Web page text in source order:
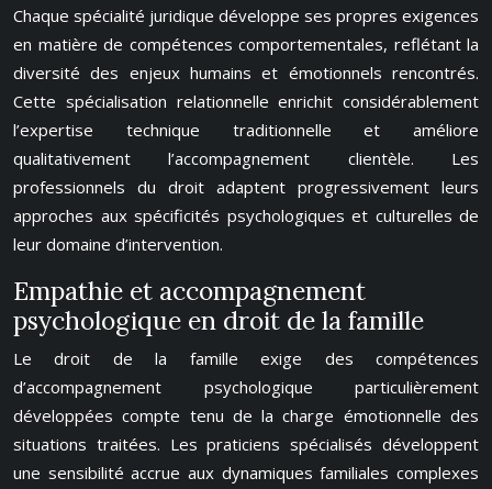
Chaque spécialité juridique développe ses propres exigences
en matière de compétences comportementales, reflétant la
diversité des enjeux humains et émotionnels rencontrés.
Cette spécialisation relationnelle enrichit considérablement
l’expertise technique traditionnelle et améliore
qualitativement l’accompagnement clientèle. Les
professionnels du droit adaptent progressivement leurs
approches aux spécificités psychologiques et culturelles de
leur domaine d’intervention.
Empathie et accompagnement
psychologique en droit de la famille
Le droit de la famille exige des compétences
d’accompagnement psychologique particulièrement
développées compte tenu de la charge émotionnelle des
situations traitées. Les praticiens spécialisés développent
une sensibilité accrue aux dynamiques familiales complexes